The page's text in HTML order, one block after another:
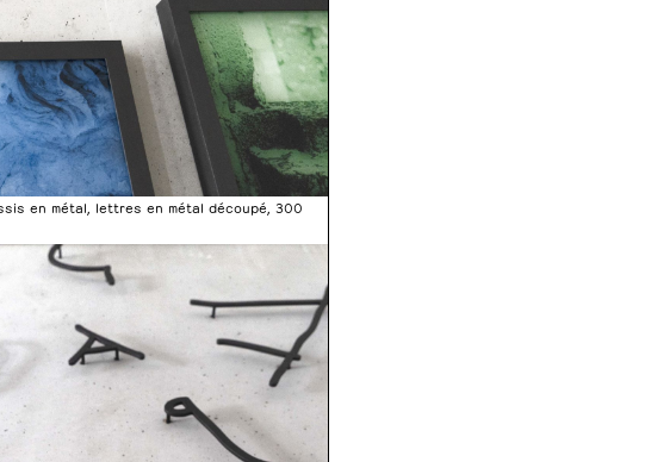
en métal, lettres en métal découpé, 300